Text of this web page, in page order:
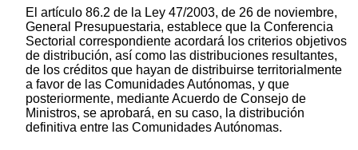
El artículo 86.2 de la Ley 47/2003, de 26 de noviembre,
General Presupuestaria, establece que la Conferencia
Sectorial correspondiente acordará los criterios objetivos
de distribución, así como las distribuciones resultantes,
de los créditos que hayan de distribuirse territorialmente
a favor de las Comunidades Autónomas, y que
posteriormente, mediante Acuerdo de Consejo de
Ministros, se aprobará, en su caso, la distribución
definitiva entre las Comunidades Autónomas.